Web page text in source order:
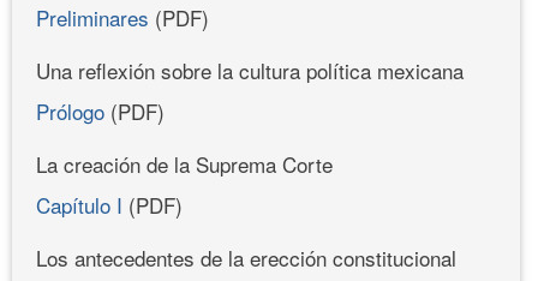
Preliminares (PDF)
Una reflexión sobre la cultura política mexicana
Prólogo (PDF)
La creación de la Suprema Corte
Capítulo I (PDF)
Los antecedentes de la erección constitucional